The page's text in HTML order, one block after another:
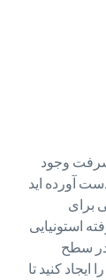
وجود
آورده اید
برای
استونیایی
در سطح
ایجاد کنید تا